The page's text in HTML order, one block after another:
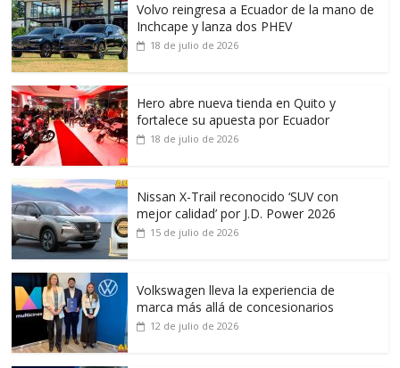
Volvo reingresa a Ecuador de la mano de
Inchcape y lanza dos PHEV
18 de julio de 2026
Hero abre nueva tienda en Quito y
fortalece su apuesta por Ecuador
18 de julio de 2026
Nissan X-Trail reconocido ‘SUV con
mejor calidad’ por J.D. Power 2026
15 de julio de 2026
Volkswagen lleva la experiencia de
marca más allá de concesionarios
12 de julio de 2026